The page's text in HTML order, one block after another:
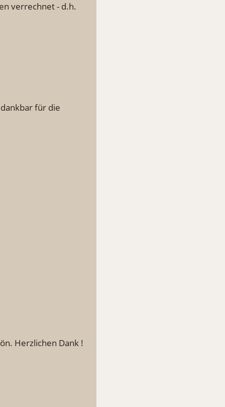
verrechnet - d.h.
für die
Herzlichen Dank !